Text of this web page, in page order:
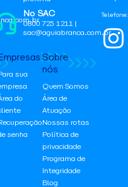
No SAC
0800 725 1211 |
sac@aguiabranca.com.br
sua
do
senha
Sobre
nós
Quem Somos
Área de
Atuação
Nossas rotas
Política de
privacidade
Programa de
Integridade
Blog